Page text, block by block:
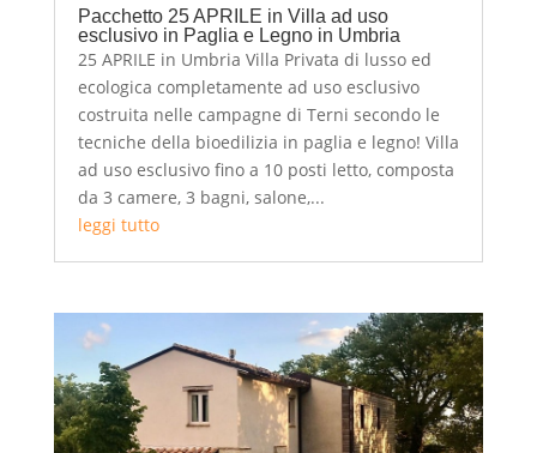
Pacchetto 25 APRILE in Villa ad uso
esclusivo in Paglia e Legno in Umbria
25 APRILE in Umbria Villa Privata di lusso ed
ecologica completamente ad uso esclusivo
costruita nelle campagne di Terni secondo le
tecniche della bioedilizia in paglia e legno! Villa
ad uso esclusivo fino a 10 posti letto, composta
da 3 camere, 3 bagni, salone,...
leggi tutto